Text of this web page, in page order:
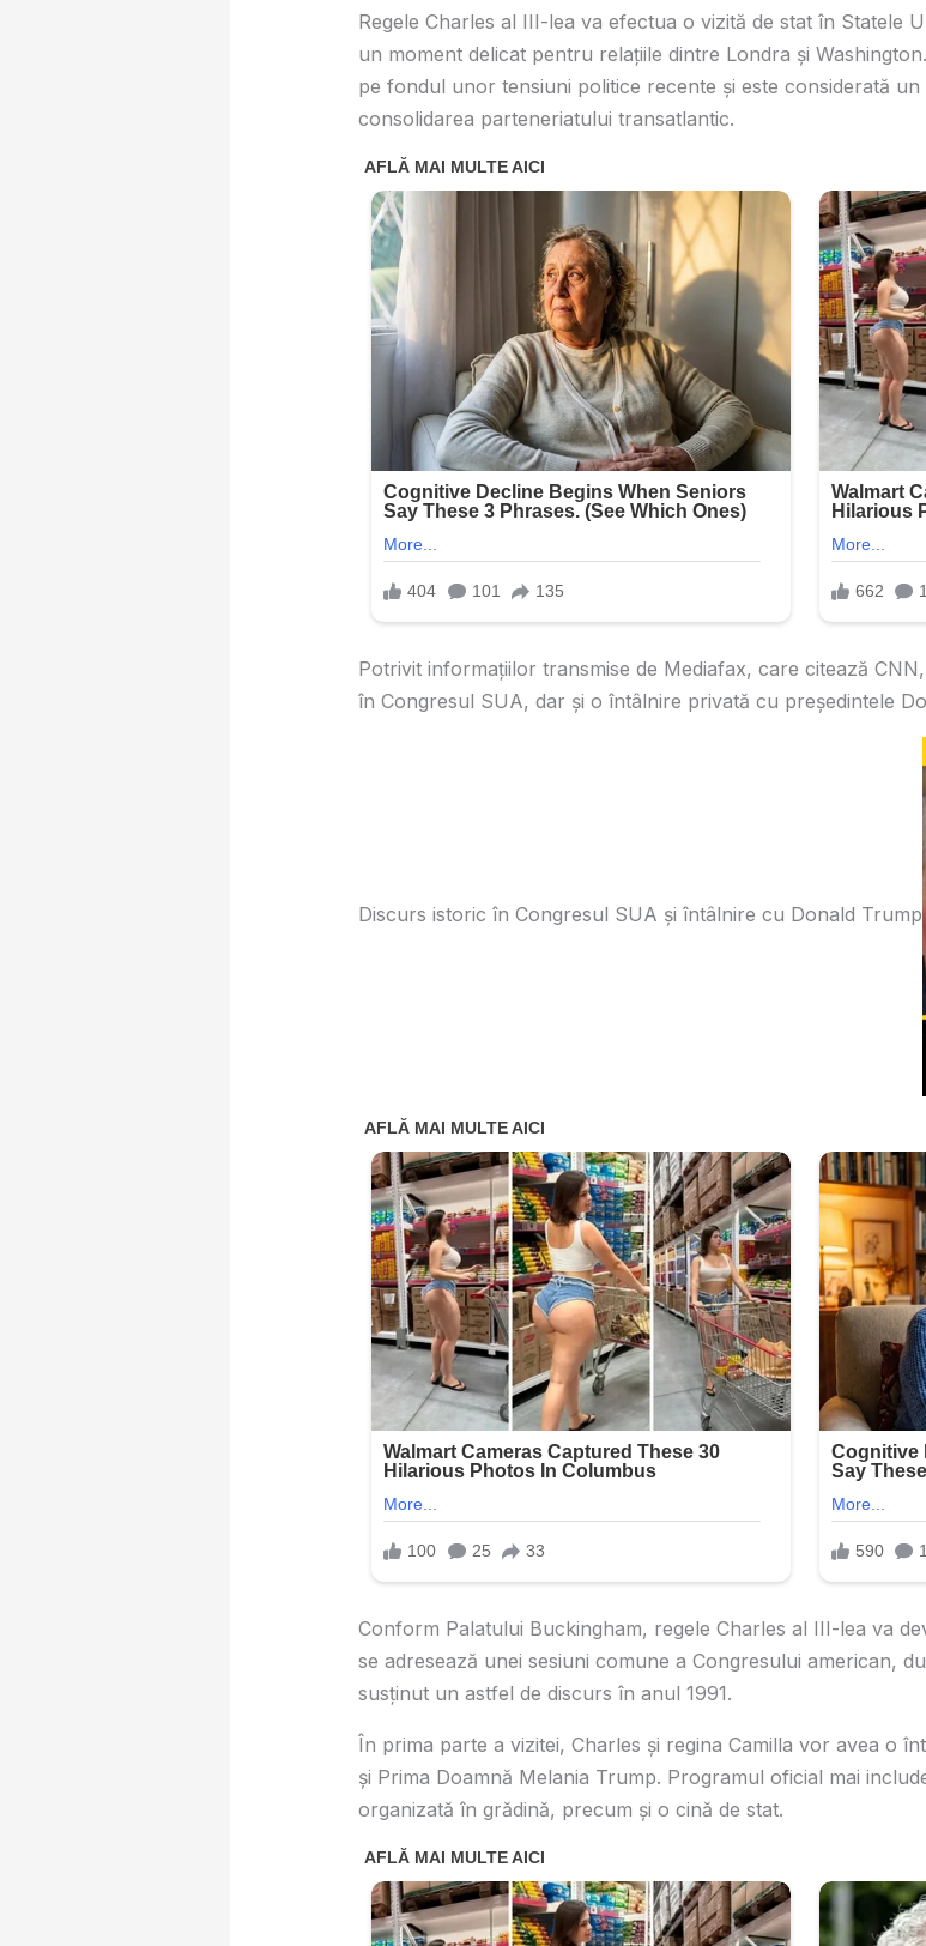
Regele Charles al III-lea va efectua o vizită de stat în Statele
un moment delicat pentru relațiile dintre Londra și
pe fondul unor tensiuni politice recente și este considerată
consolidarea parteneriatului transatlantic.
Potrivit informațiilor transmise de Mediafax, care citează
în Congresul SUA, dar și o întâlnire privată cu președintele
Discurs istoric în Congresul SUA și întâlnire cu Donald Trump
Conform Palatului Buckingham, regele Charles al III-lea va
se adresează unei sesiuni comune a Congresului american,
susținut un astfel de discurs în anul 1991.
În prima parte a vizitei, Charles și regina Camilla vor avea o
și Prima Doamnă Melania Trump. Programul oficial mai
organizată în grădină, precum și o cină de stat.